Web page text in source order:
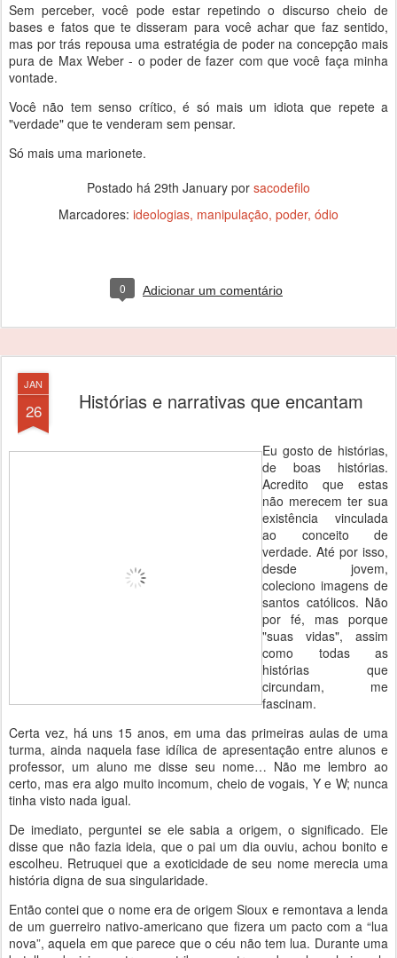
Sem perceber, você pode estar repetindo o discurso cheio de
bases e fatos que te disseram para você achar que faz sentido,
mas por trás repousa uma estratégia de poder na concepção mais
pura de Max Weber - o poder de fazer com que você faça minha
vontade.
Você não tem senso crítico, é só mais um idiota que repete a
"verdade" que te venderam sem pensar.
Só mais uma marionete.
Postado há 29th January por sacodefilo
Marcadores: ideologias manipulação poder ódio
0 Adicionar um comentário
JAN
26 Histórias e narrativas que encantam
Eu gosto de histórias,
de boas histórias.
Acredito que estas
não merecem ter sua
existência vinculada
ao conceito de
verdade. Até por isso,
desde jovem,
coleciono imagens de
santos católicos. Não
por fé, mas porque
"suas vidas", assim
como todas as
histórias que
circundam, me
fascinam.
Certa vez, há uns 15 anos, em uma das primeiras aulas de uma
turma, ainda naquela fase idílica de apresentação entre alunos e
professor, um aluno me disse seu nome… Não me lembro ao
certo, mas era algo muito incomum, cheio de vogais, Y e W; nunca
tinha visto nada igual.
De imediato, perguntei se ele sabia a origem, o significado. Ele
disse que não fazia ideia, que o pai um dia ouviu, achou bonito e
escolheu. Retruquei que a exoticidade de seu nome merecia uma
história digna de sua singularidade.
Então contei que o nome era de origem Sioux e remontava a lenda
de um guerreiro nativo-americano que fizera um pacto com a “lua
nova”, aquela em que parece que o céu não tem lua. Durante uma